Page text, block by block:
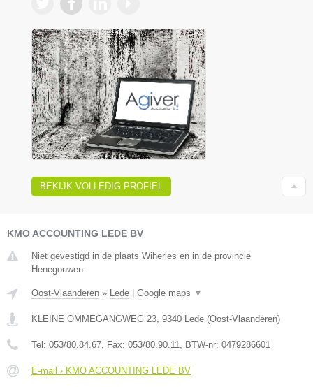
BEKIJK VOLLEDIG PROFIEL
KMO ACCOUNTING LEDE BV
Niet gevestigd in de plaats Wiheries en in de provincie
Henegouwen.
Oost-Vlaanderen » Lede Google maps ▼
KLEINE OMMEGANGWEG 23 9340 Lede (Oost-Vlaanderen)
Tel: 053/80.84.67 , Fax: 053/80.90.11 , BTW-nr: 0479286601
E-mail › KMO ACCOUNTING LEDE BV